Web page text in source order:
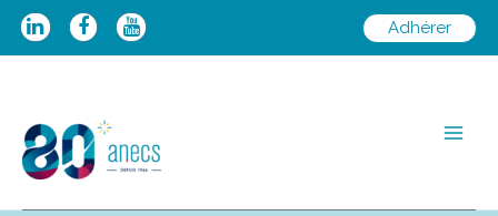
Aller
Adhérer